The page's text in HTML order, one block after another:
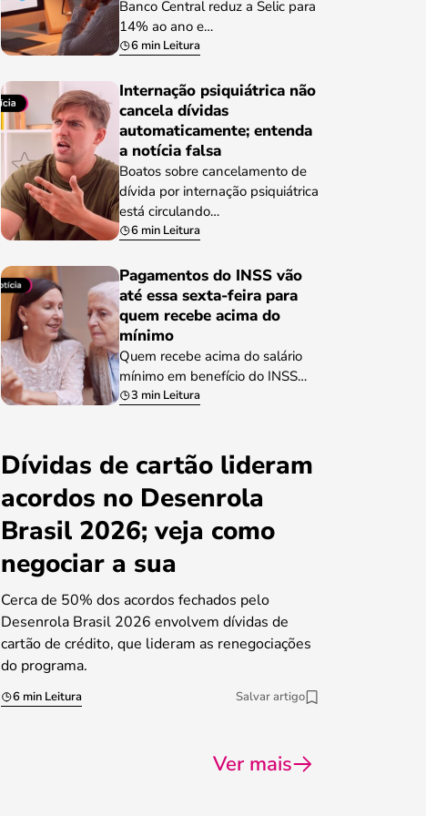
Banco Central reduz a Selic para
14% ao ano e…
6 min Leitura
Internação psiquiátrica não
cancela dívidas
automaticamente; entenda
a notícia falsa
Boatos sobre cancelamento de
dívida por internação psiquiátrica
está circulando…
6 min Leitura
Pagamentos do INSS vão
até essa sexta-feira para
quem recebe acima do
mínimo
Quem recebe acima do salário
mínimo em benefício do INSS…
3 min Leitura
Dívidas de cartão lideram
acordos no Desenrola
Brasil 2026; veja como
negociar a sua
Cerca de 50% dos acordos fechados pelo
Desenrola Brasil 2026 envolvem dívidas de
cartão de crédito, que lideram as renegociações
do programa.
6 min Leitura Salvar artigo
Ver mais